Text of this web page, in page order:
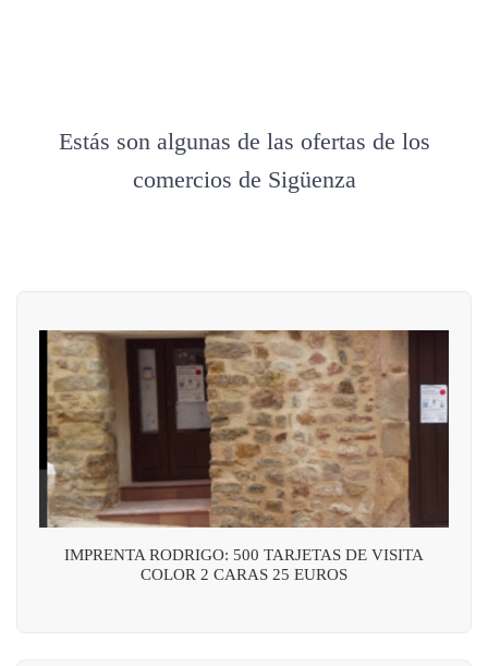
Estás son algunas de las ofertas de los
comercios de Sigüenza
IMPRENTA RODRIGO: 500 TARJETAS DE VISITA
COLOR 2 CARAS 25 EUROS